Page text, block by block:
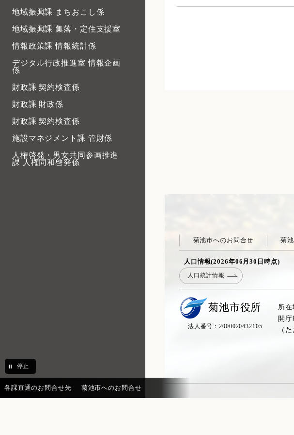
地域振興課 まちおこし係
地域振興課 集落・定住支援室
情報政策課 情報統計係
デジタル行政推進室 情報企画
係
財政課 契約検査係
財政課 財政係
財政課 契約検査係
施設マネジメント課 管財係
人権啓発・男女共同参画推進
課 人権同和啓発係
税務課 固定資産税係
債権管理課 徴収・相談係
停止
菊池市へのお問合せ 菊
人口情報(2026年06月30日時点)
人口統計情報
菊池市役所
法人番号：2000020432105
所
開庁
（
各課直通のお問合せ先 菊池市へのお問合せ